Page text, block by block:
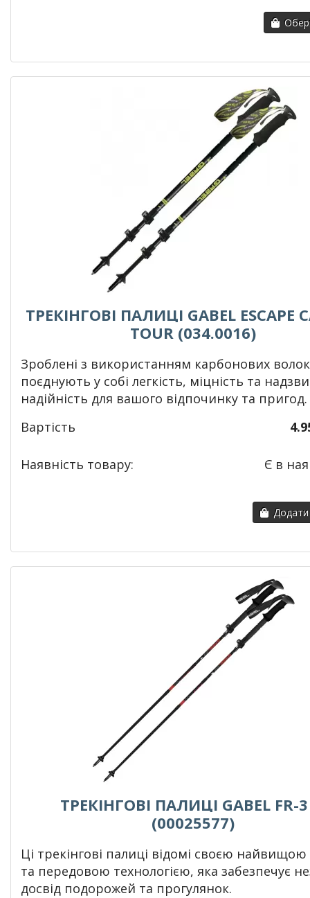
ТРЕКІНГОВІ ПАЛИЦІ GABEL ESCAPE
TOUR (034.0016)
Зроблені з використанням карбонових
поєднують у собі легкість, міцність та
надійність для вашого відпочинку та пригод.
Вартість
Наявність товару: Є в
ТРЕКІНГОВІ ПАЛИЦІ GABEL FR-3
(00025577)
Ці трекінгові палиці відомі своєю найвищою
та передовою технологією, яка забезпечує
досвід подорожей та прогулянок.